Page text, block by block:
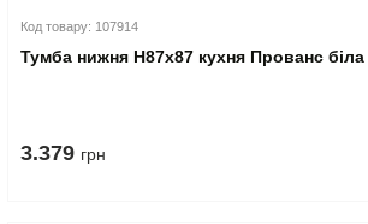
Код товару: 107914
Тумба нижня Н87x87 кухня Прованс біла
3.379 грн